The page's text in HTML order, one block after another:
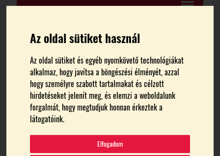
Az oldal sütiket használ
Az oldal sütiket és egyéb nyomkövető technológiákat
alkalmaz, hogy javítsa a böngészési élményét, azzal
hogy személyre szabott tartalmakat és célzott
hirdetéseket jelenít meg, és elemzi a weboldalunk
forgalmát, hogy megtudjuk honnan érkeztek a
látogatóink.
Elfogadom
FŐOLDAL HÍREK
Továbbra is kedvező a
termelői borkimérés
adózása